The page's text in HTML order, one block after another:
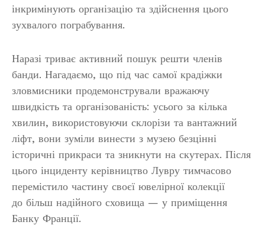
інкримінують організацію та здійснення цього
зухвалого пограбування.
Наразі триває активний пошук решти членів
банди. Нагадаємо, що під час самої крадіжки
зловмисники продемонстрували вражаючу
швидкість та організованість: усього за кілька
хвилин, використовуючи склорізи та вантажний
ліфт, вони зуміли винести з музею безцінні
історичні прикраси та зникнути на скутерах. Після
цього інциденту керівництво Лувру тимчасово
перемістило частину своєї ювелірної колекції
до більш надійного сховища — у приміщення
Банку Франції.